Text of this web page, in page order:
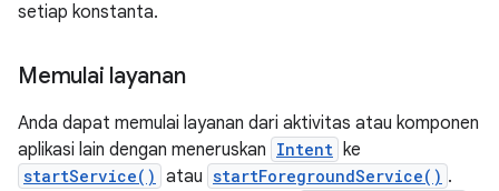
setiap konstanta.
Memulai layanan
Anda dapat memulai layanan dari aktivitas atau komponen
aplikasi lain dengan meneruskan Intent ke
startService() atau startForegroundService() .